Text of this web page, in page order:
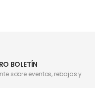
BOLETÍN
sobre eventos, rebajas y